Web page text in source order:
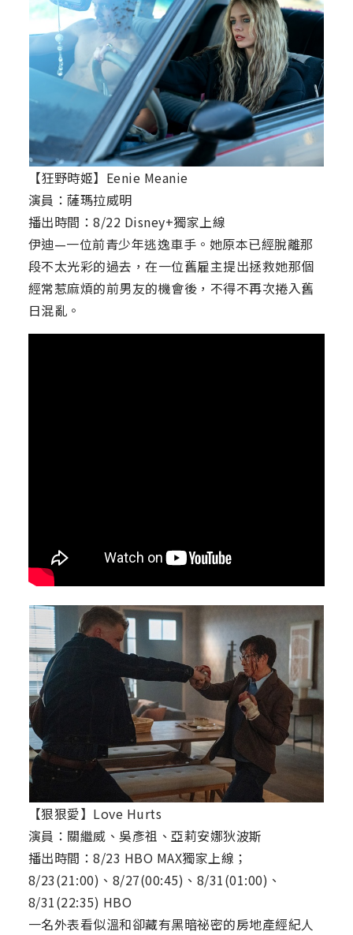
【狂野時姬】Eenie Meanie
演員：薩瑪拉威明
播出時間：8/22 Disney+獨家上線
伊迪—一位前青少年逃逸車手。她原本已經脫離那
段不太光彩的過去，在一位舊雇主提出拯救她那個
經常惹麻煩的前男友的機會後，不得不再次捲入舊
日混亂。
【狠狠愛】Love Hurts
演員：關繼威、吳彥祖、亞莉安娜狄波斯
播出時間：8/23 HBO MAX獨家上線；
8/23(21:00)、8/27(00:45)、8/31(01:00)、
8/31(22:35) HBO
一名外表看似溫和卻藏有黑暗祕密的房地產經紀人